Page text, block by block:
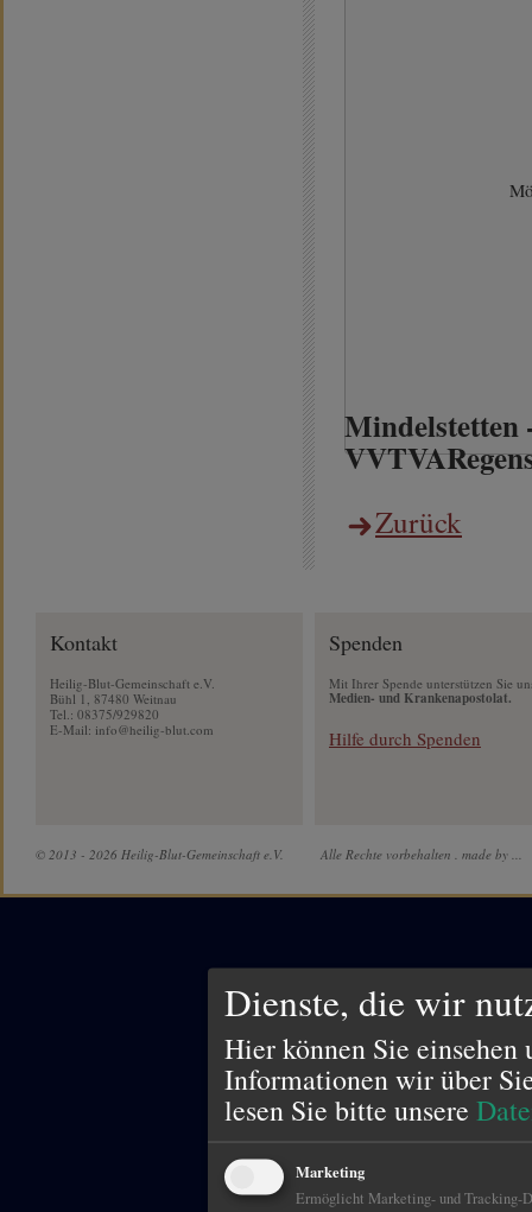
Mindelstetten
Zurück
Kontakt
Heilig-Blut-Gemeinschaft e.V.
Bühl 1, 87480 Weitnau
Tel.: 08375/929820
E-Mail: info@heilig-blut.com
Spenden
Mit Ihrer Spende unterstützen Sie
Medien- und Krankenapostolat.
Hilfe durch Spenden
© 2013 - 2026 Heilig-Blut-Gemeinschaft e.V. Alle Rechte vorbehalten . made by ...
Dienste, die wir
Hier können Sie einsehen
Informationen wir über
lesen Sie bitte unsere
Marketing
Ermöglicht Marketing- und Tracking-